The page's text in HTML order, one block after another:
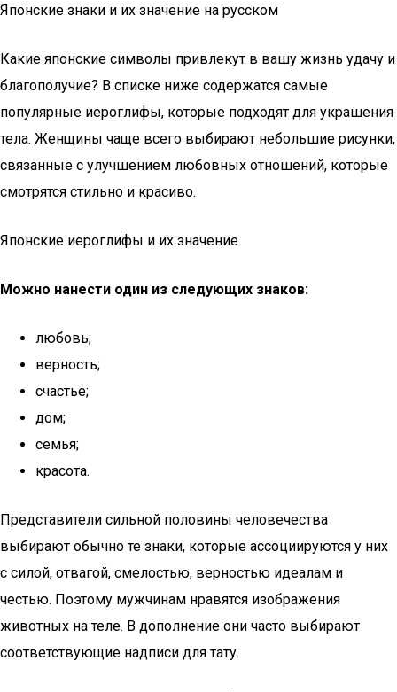
Японские знаки и их значение на русском
Какие японские символы привлекут в вашу жизнь удачу и
благополучие? В списке ниже содержатся самые
популярные иероглифы, которые подходят для украшения
тела. Женщины чаще всего выбирают небольшие рисунки,
связанные с улучшением любовных отношений, которые
смотрятся стильно и красиво.
Японские иероглифы и их значение
Можно нанести один из следующих знаков:
любовь;
верность;
счастье;
дом;
семья;
красота.
Представители сильной половины человечества
выбирают обычно те знаки, которые ассоциируются у них
с силой, отвагой, смелостью, верностью идеалам и
честью. Поэтому мужчинам нравятся изображения
животных на теле. В дополнение они часто выбирают
соответствующие надписи для тату.